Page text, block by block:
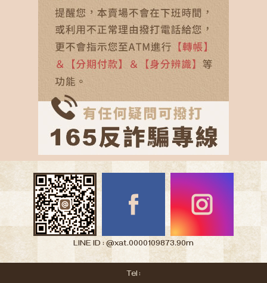
LINE ID : @xat.0000109873.90m
Tel :